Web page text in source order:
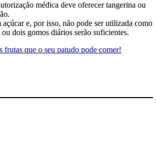
médica deve oferecer tangerina ou
açúcar e, por isso, não pode ser utilizada como
dois gomos diários serão suficientes.
frutas que o seu patudo pode comer!